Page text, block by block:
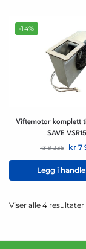
-14%
Viftemotor komplett
SAVE
kr9 335 kr 7
Legg i
Viser alle 4 resultater